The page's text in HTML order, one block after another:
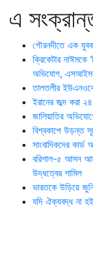
এ
গৌরনদীতে এক
ক্রিকেটার নাঈমকে
অভিযোগ,
তালতলীর
ইরানের জব্দ করা
জালিয়াতির
বিশ্বকাপে উড়ন্ত
সাংবাদিকদের
বরিশাল-৫ আসন
উদ্ধত্বের শামিল
ভারতকে উড়িয়ে
যদি ঐক্যবদ্ধ না